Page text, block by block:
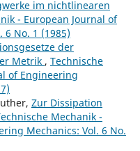
im nichtlinearen
- European Journal of
6 No. 1 (1985)
der
Metrik , Technische
of Engineering
Zur Dissipation
Mechanik -
Mechanics: Vol. 6 No.